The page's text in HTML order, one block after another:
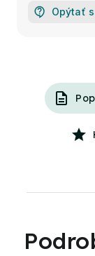
Opýtať